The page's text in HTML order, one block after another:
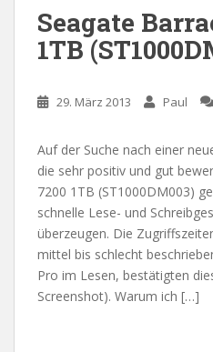
Seagate
1TB
29. März 2013 Paul
Auf der Suche nach einer
die sehr positiv und gut
7200 1TB (ST1000DM003)
schnelle Lese- und
überzeugen. Die
mittel bis schlecht
Pro im Lesen, bestätigten
Screenshot). Warum ich […]